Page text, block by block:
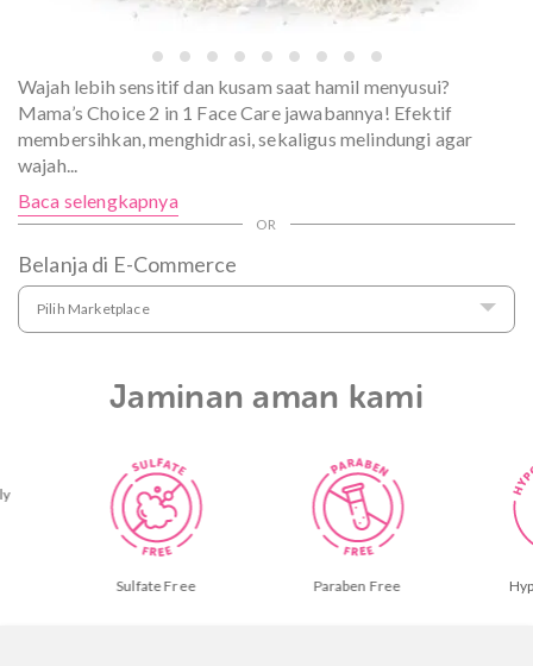
Wajah lebih sensitif dan kusam saat hamil menyusui?
Mama’s Choice 2 in 1 Face Care jawabannya! Efektif
membersihkan, menghidrasi, sekaligus melindungi agar
wajah...
Baca selengkapnya
Belanja di E-Commerce
Pilih Marketplace
Jaminan aman kami
Paraben Free Hypoallergenic